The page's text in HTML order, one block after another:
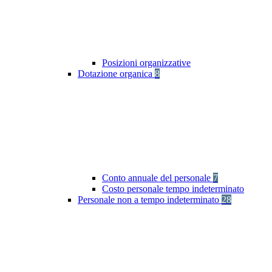
Posizioni organizzative
Dotazione organica 8
Conto annuale del personale 7
Costo personale tempo indeterminato
Personale non a tempo indeterminato 28